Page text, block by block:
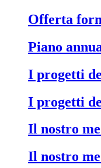
Offerta
Piano
I progetti
I progetti
Il nostro
Il nostro